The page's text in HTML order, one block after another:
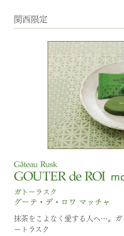
関西限定
抹茶をこよなく愛する人へ…。
ートラスク